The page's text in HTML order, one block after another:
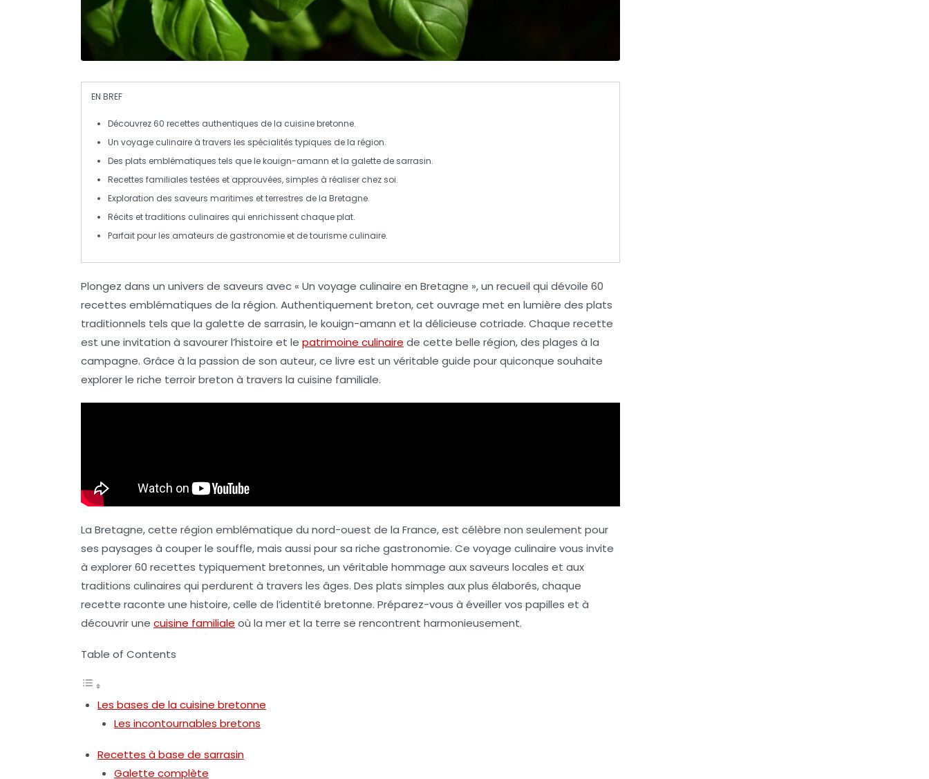
EN BREF
Découvrez60 recettes authentiques de la cuisine bretonne.
Un voyage culinaire à travers les spécialités typiques de la région.
Des plats emblématiques tels que lekouign-amann et la galette de sarrasin.
Recettes familiales testées et approuvées, simples à réaliser chez soi.
Exploration des saveurs maritimes et terrestres de la Bretagne.
Récits et traditions culinaires qui enrichissent chaque plat.
Parfait pour les amateurs de gastronomie et detourisme culinaire.
Plongez dans un univers de saveurs avec « Un voyage culinaire en Bretagne », un recueil qui dévoile 60
recettes emblématiques de la région. Authentiquement breton, cet ouvrage met en lumière des plats
traditionnels tels que la galette de sarrasin, le kouign-amann et la délicieuse cotriade. Chaque recette
est une invitation à savourer l’histoire et le patrimoine culinaire de cette belle région, des plages à la
campagne. Grâce à la passion de son auteur, ce livre est un véritable guide pour quiconque souhaite
explorer le riche terroir breton à travers la cuisine familiale.
La Bretagne, cette région emblématique du nord-ouest de la France, est célèbre non seulement pour
ses paysages à couper le souffle, mais aussi pour sa riche gastronomie. Ce voyage culinaire vous invite
à explorer 60 recettes typiquement bretonnes, un véritable hommage aux saveurs locales et aux
traditions culinaires qui perdurent à travers les âges. Des plats simples aux plus élaborés, chaque
recette raconte une histoire, celle de l’identité bretonne. Préparez-vous à éveiller vos papilles et à
découvrir une cuisine familiale où la mer et la terre se rencontrent harmonieusement.
Table of Contents
Les bases de la cuisine bretonne
Les incontournables bretons
Recettes à base de sarrasin
Galette complète